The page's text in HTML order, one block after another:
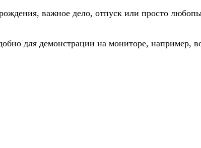
важное дело, отпуск или просто
для демонстрации на мониторе, например,